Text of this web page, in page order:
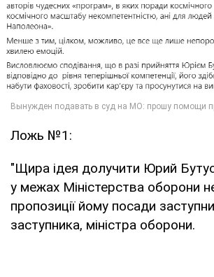
Ложь №1:
"Щира ідея долучити Юрий
у межах Міністерства оборони
пропозиції йому посади
заступника, міністра оборони.